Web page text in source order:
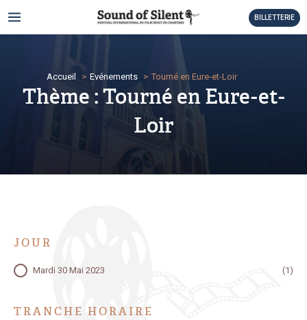
au
MAIN
MENU
BILLETTERIE
Accueil Evénements Tourné en Eure-et-Loir
Thème : Tourné en Eure-et-
Loir
JOUR
JOURMardi 30 Mai 2023 (1)
TRANCHE HORAIRE